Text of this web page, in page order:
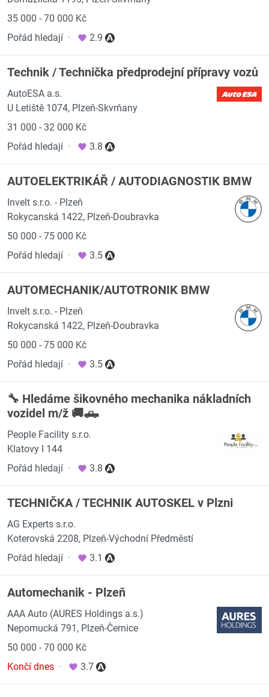
35 000 - 70 000 Kč
Pořád hledají · 2.9
Technik / Technička předprodejní přípravy vozů
AutoESA a.s.
U Letiště 1074, Plzeň-Skvrňany
31 000 - 32 000 Kč
Pořád hledají · 3.8
AUTOELEKTRIKÁŘ / AUTODIAGNOSTIK BMW
Invelt s.r.o. - Plzeň
Rokycanská 1422, Plzeň-Doubravka
50 000 - 75 000 Kč
Pořád hledají · 3.5
AUTOMECHANIK/AUTOTRONIK BMW
Invelt s.r.o. - Plzeň
Rokycanská 1422, Plzeň-Doubravka
50 000 - 75 000 Kč
Pořád hledají · 3.5
🔧 Hledáme šikovného mechanika nákladních
vozidel m/ž 🚚🛻
People Facility s.r.o.
Klatovy I 144
Pořád hledají · 3.8
TECHNIČKA / TECHNIK AUTOSKEL v Plzni
AG Experts s.r.o.
Koterovská 2208, Plzeň-Východní Předměstí
Pořád hledají · 3.1
Automechanik - Plzeň
AAA Auto (AURES Holdings a.s.)
Nepomucká 791, Plzeň-Černice
50 000 - 70 000 Kč
Končí dnes · 3.7